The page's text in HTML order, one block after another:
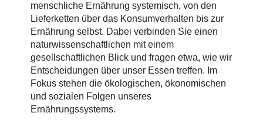
menschliche Ernährung systemisch, von den
Lieferketten über das Konsumverhalten bis zur
Ernährung selbst. Dabei verbinden Sie einen
naturwissenschaftlichen mit einem
gesellschaftlichen Blick und fragen etwa, wie wir
Entscheidungen über unser Essen treffen. Im
Fokus stehen die ökologischen, ökonomischen
und sozialen Folgen unseres
Ernährungssystems.